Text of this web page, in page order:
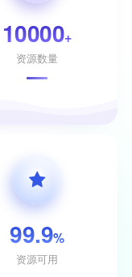
10000+
资源数量
99.9%
资源可用